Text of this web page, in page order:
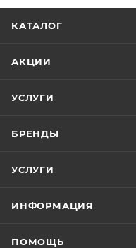
КАТАЛОГ
АКЦИИ
УСЛУГИ
БРЕНДЫ
УСЛУГИ
ИНФОРМАЦИЯ
ПОМОЩЬ